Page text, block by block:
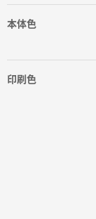
本体色
印刷色